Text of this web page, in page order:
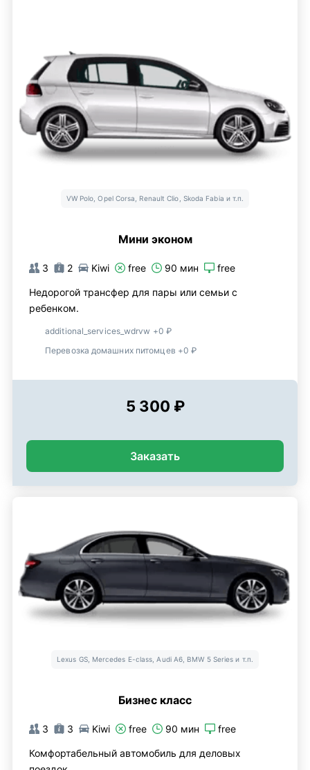
VW Polo, Opel Corsa, Renault Clio, Skoda Fabia и т.п.
Мини эконом
3 2 Kiwi free 90 мин free
Недорогой трансфер для пары или семьи с
ребенком.
additional_services_wdrvw +0 ₽
Перевозка домашних питомцев +0 ₽
5 300 ₽
Заказать
Lexus GS, Mercedes E-class, Audi A6, BMW 5 Series и т.п.
Бизнес класс
3 3 Kiwi free 90 мин free
Комфортабельный автомобиль для деловых